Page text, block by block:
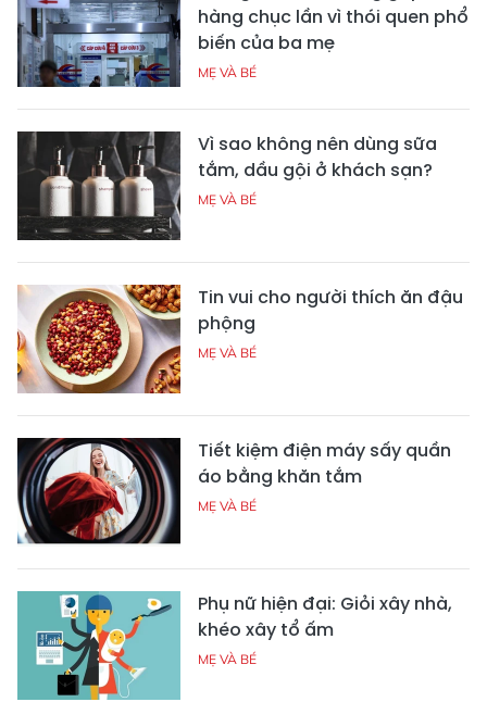
hàng chục lần vì thói quen phổ
biến của ba mẹ
MẸ VÀ BÉ
Vì sao không nên dùng sữa
tắm, dầu gội ở khách sạn?
MẸ VÀ BÉ
Tin vui cho người thích ăn đậu
phộng
MẸ VÀ BÉ
Tiết kiệm điện máy sấy quần
áo bằng khăn tắm
MẸ VÀ BÉ
Phụ nữ hiện đại: Giỏi xây nhà,
khéo xây tổ ấm
MẸ VÀ BÉ